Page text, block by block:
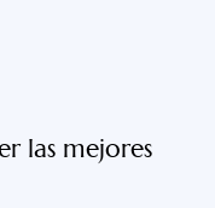
las mejores